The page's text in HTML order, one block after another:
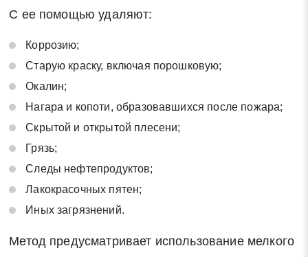
С ее помощью удаляют:
Коррозию;
Старую краску, включая порошковую;
Окалин;
Нагара и копоти, образовавшихся после пожара;
Скрытой и открытой плесени;
Грязь;
Следы нефтепродуктов;
Лакокрасочных пятен;
Иных загрязнений.
Метод предусматривает использование мелкого
Заявка на обратный звонок